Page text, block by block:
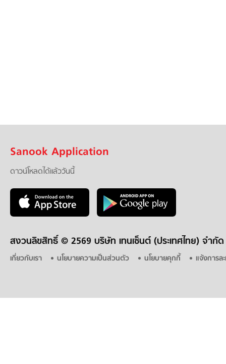
Sanook Application
ดาวน์โหลดได้แล้ววันนี้
สงวนลิขสิทธิ์ © 2569 บริษัท เทนเซ็นต์ (ประเทศไทย) จำกัด
เกี่ยวกับเรา นโยบายความเป็นส่วนตัว นโยบายคุกกี้ แจ้งการล